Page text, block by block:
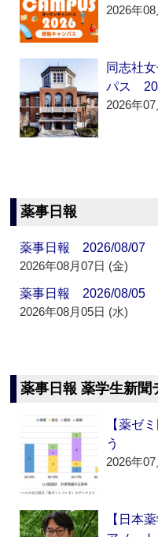
2026年
同志社
パス
2026年
薬事日報
薬事日報 2026/08/07
2026年08月07日 (金)
薬事日報 2026/08/05
2026年08月05日 (水)
薬事日報 薬学生新聞
【薬ゼ
う
2026年
【日本